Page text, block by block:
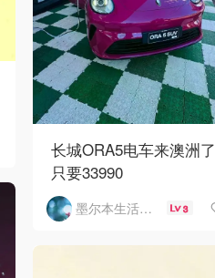
长城ORA5电车来澳洲了
只要33990
墨尔本生活指南 3